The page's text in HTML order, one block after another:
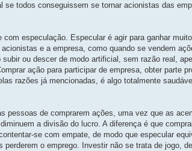
todos conseguissem se tornar acionistas das
especulação. Especular é agir para ganhar
e a empresa, como quando se vendem
ou descer de modo artificial, sem razão real,
ação para participar de empresa, obter parte
razões já mencionadas, é algo totalmente
pessoas de comprarem ações, uma vez que as
a divisão do lucro. A diferença é que
se com empate, de modo que especular
o emprego. Investir não se trata de jogo,